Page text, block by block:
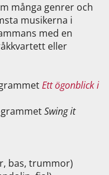
många genrer och
musikerna i
med en
eller
Ett ögonblick i
Swing it
bas, trummor)